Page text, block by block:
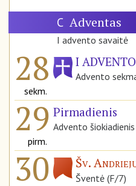
C Adventas
I advento savaitė
28
sekm.
I
Advento
29
pirm.
Pirmadienis
Advento
30 Šv.
Šventė (F/7)